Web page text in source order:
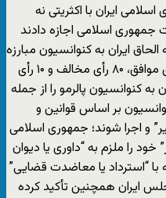
اسلامی ایران با اکثریتی نه
اسلامی اجازه دادند
ایران به کنوانسیون مبارزه
با جرایم سازمان‌یافته فراملی با ۱۳۲ رأی موافق، ۸۰ رأی مخالف و ۱۰ رأی
کنوانسیون پالرمو را از جمله
بر اساس قوانین و
و اجرا شوند؛ جمهوری اسلامی
را ملزم به “داوری یا دیوان
با “استرداد یا معاضدت قضایی”
ایران همچنین تأکید کرده